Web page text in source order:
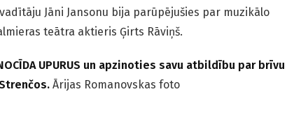
Jāni Jansonu bija parūpējušies par muzikālo
teātra aktieris Ģirts Rāviņš.
UPURUS un apzinoties savu atbildību par brīvu
Ārijas Romanovskas foto